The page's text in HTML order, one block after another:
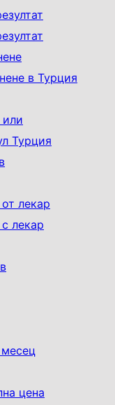
в Турция
Турция
лекар
лекар
цена